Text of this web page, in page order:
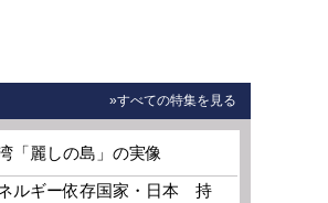
»すべての特集を見る
「麗しの島」の実像
ルギー依存国家・日本 持